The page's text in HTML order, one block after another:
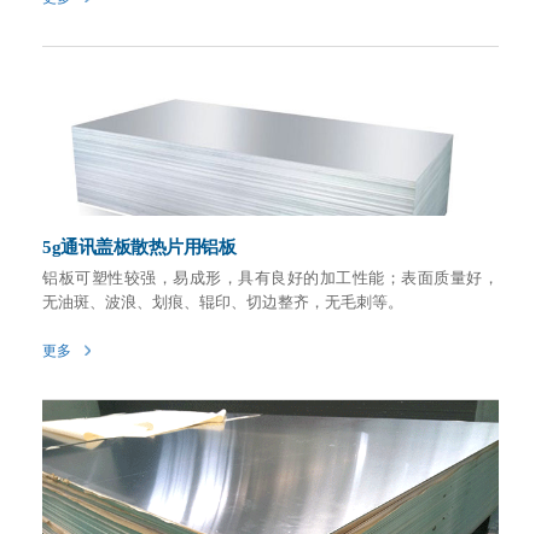
5g通讯盖板散热片用铝板
铝板可塑性较强，易成形，具有良好的加工性能；表面质量好，
无油斑、波浪、划痕、辊印、切边整齐，无毛刺等。
更多